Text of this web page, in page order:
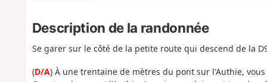
Description de la randonnée
Se garer sur le côté de la petite route qui descend de la
(D/A) À une trentaine de mètres du pont sur l'Authie,